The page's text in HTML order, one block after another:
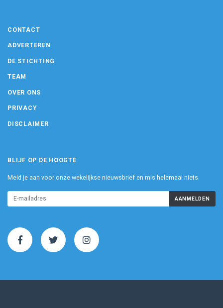
CONTACT
ADVERTEREN
DE STICHTING
TEAM
OVER ONS
PRIVACY
DISCLAIMER
BLIJF OP DE HOOGTE
Meld je aan voor onze wekelijkse nieuwsbrief en mis helemaal niets.
AANMELDEN